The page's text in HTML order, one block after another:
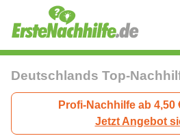
Deutschlands Top-
Profi-Nachhilfe ab 4,50
Jetzt Angebot